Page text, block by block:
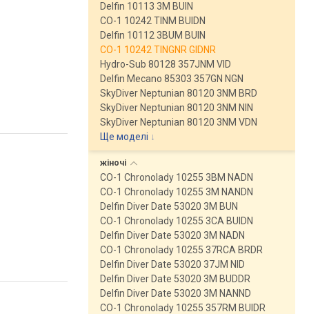
Delfin 10113 3M BUIN
CO-1 10242 TINM BUIDN
Delfin 10112 3BUM BUIN
CO-1 10242 TINGNR GIDNR
Hydro-Sub 80128 357JNM VID
Delfin Mecano 85303 357GN NGN
SkyDiver Neptunian 80120 3NM BRD
SkyDiver Neptunian 80120 3NM NIN
SkyDiver Neptunian 80120 3NM VDN
Ще моделі ↓
жіночі
CO-1 Chronolady 10255 3BM NADN
CO-1 Chronolady 10255 3M NANDN
Delfin Diver Date 53020 3M BUN
CO-1 Chronolady 10255 3CA BUIDN
Delfin Diver Date 53020 3M NADN
CO-1 Chronolady 10255 37RCA BRDR
Delfin Diver Date 53020 37JM NID
Delfin Diver Date 53020 3M BUDDR
Delfin Diver Date 53020 3M NANND
CO-1 Chronolady 10255 357RM BUIDR